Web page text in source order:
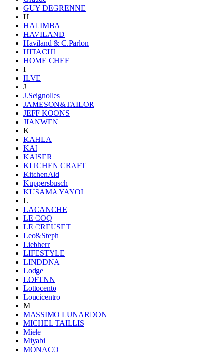
GUY DEGRENNE
H
HALIMBA
HAVILAND
Haviland & C.Parlon
HITACHI
HOME CHEF
I
ILVE
J
J.Seignolles
JAMESON&TAILOR
JEFF KOONS
JIANWEN
K
KAHLA
KAI
KAISER
KITCHEN CRAFT
KitchenAid
Kuppersbusch
KUSAMA YAYOI
L
LACANCHE
LE COQ
LE CREUSET
Leo&Steph
Liebherr
LIFESTYLE
LINDDNA
Lodge
LOFTNN
Lottocento
Loucicentro
M
MASSIMO LUNARDON
MICHEL TAILLIS
Miele
Miyabi
MONACO